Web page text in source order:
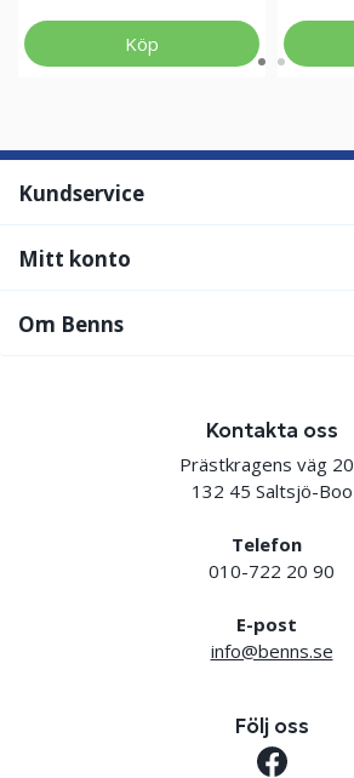
Köp
Kundservice
Mitt konto
Om Benns
Kontakta oss
Prästkragens väg 20
132 45 Saltsjö-Boo
Telefon
010-722 20 90
E-post
info@benns.se
Följ oss